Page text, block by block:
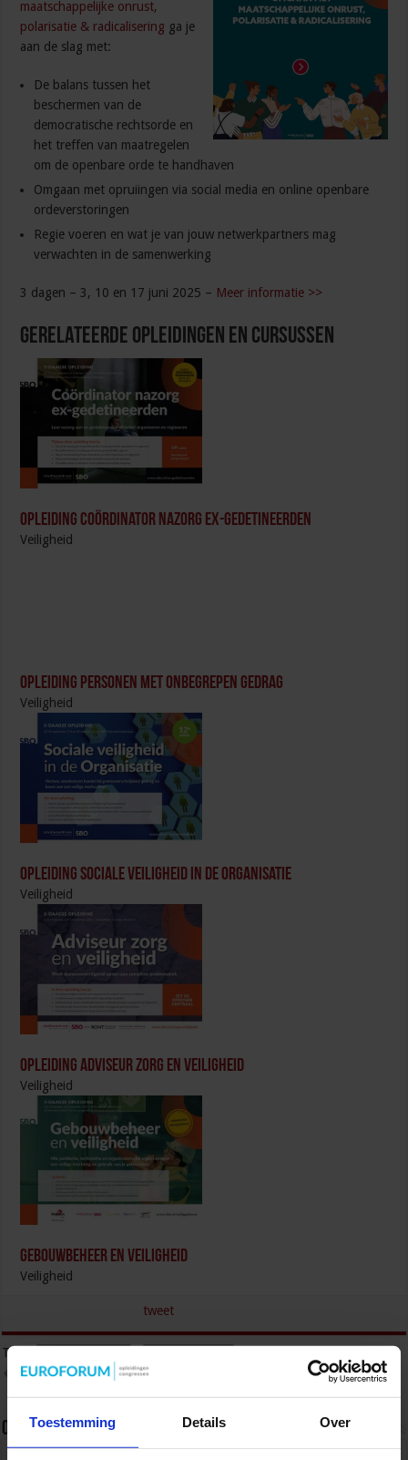
Toestemming Details Over
maatschappelijke onrust,
polarisatie & radicalisering ga je
aan de slag met:
De balans tussen het
beschermen van de
democratische rechtsorde en
het treffen van maatregelen
om de openbare orde te handhaven
Omgaan met opruiingen via social media en online openbare
ordeverstoringen
Regie voeren en wat je van jouw netwerkpartners mag
verwachten in de samenwerking
3 dagen – 3, 10 en 17 juni 2025 – Meer informatie >>
Gerelateerde Opleidingen en Cursussen
Opleiding Coördinator nazorg ex-gedetineerden
Veiligheid
Opleiding Personen met onbegrepen gedrag
Veiligheid
Opleiding Sociale Veiligheid in de Organisatie
Veiligheid
Opleiding Adviseur zorg en veiligheid
Veiligheid
Gebouwbeheer en veiligheid
Veiligheid
tweet
Tags
RADICALISERING EN TERRORISME
Over sbo